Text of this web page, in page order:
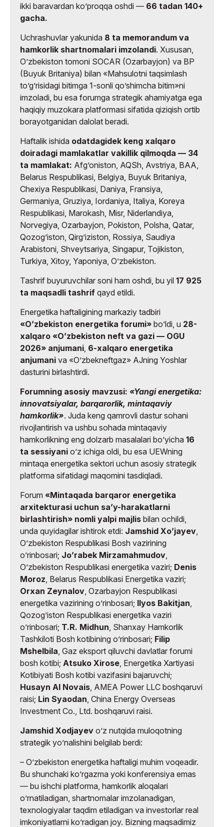
ikki baravardan koʼproqqa oshdi — 66 tadan 140+
gacha.
Uchrashuvlar yakunida 8 ta memorandum va
hamkorlik shartnomalari imzolandi. Xususan,
Oʼzbekiston tomoni SOCAR (Ozarbayjon) va BP
(Buyuk Britaniya) bilan «Mahsulotni taqsimlash
toʼgʼrisidagi bitimga 1-sonli qoʼshimcha bitim»ni
imzoladi, bu esa forumga strategik ahamiyatga ega
haqiqiy muzokara platformasi sifatida qiziqish ortib
borayotganidan dalolat beradi.
Haftalik ishida odatdagidek keng xalqaro
doiradagi mamlakatlar vakillik qilmoqda — 34
ta mamlakat: Afgʼoniston, AQSh, Avstriya, BAA,
Belarus Respublikasi, Belgiya, Buyuk Britaniya,
Chexiya Respublikasi, Daniya, Fransiya,
Germaniya, Gruziya, Iordaniya, Italiya, Koreya
Respublikasi, Marokash, Misr, Niderlandiya,
Norvegiya, Ozarbayjon, Pokiston, Polsha, Qatar,
Qozogʼiston, Qirgʼiziston, Rossiya, Saudiya
Arabistoni, Shveytsariya, Singapur, Tojikiston,
Turkiya, Xitoy, Yaponiya, Oʼzbekiston.
Tashrif buyuruvchilar soni ham oshdi, bu yil 17 925
ta maqsadli tashrif qayd etildi.
Energetika haftaligining markaziy tadbiri
«Oʼzbekiston energetika forumi» boʼldi, u 28-
xalqaro «Oʼzbekiston neft va gazi — OGU
2026» anjumani, 6-xalqaro energetika
anjumani va «Oʼzbekneftgaz» AJning Yoshlar
dasturini birlashtirdi.
Forumning asosiy mavzusi: «Yangi energetika:
innovatsiyalar, barqarorlik, mintaqaviy
hamkorlik». Juda keng qamrovli dastur sohani
rivojlantirish va ushbu sohada mintaqaviy
hamkorlikning eng dolzarb masalalari boʼyicha 16
ta sessiyani oʼz ichiga oldi, bu esa UEWning
mintaqa energetika sektori uchun asosiy strategik
platforma sifatidagi maqomini tasdiqladi.
Forum «Mintaqada barqaror energetika
arxitekturasi uchun saʼy-harakatlarni
birlashtirish» nomli yalpi majlis bilan ochildi,
unda quyidagilar ishtirok etdi: Jamshid Xoʼjayev,
Oʼzbekiston Respublikasi Bosh vazirining
oʼrinbosari; Joʼrabek Mirzamahmudov,
Oʼzbekiston Respublikasi energetika vaziri; Denis
Moroz, Belarus Respublikasi Energetika vaziri;
Orxan Zeynalov, Ozarbayjon Respublikasi
energetika vazirining oʼrinbosari; Ilyos Bakitjan,
Qozogʼiston Respublikasi energetika vaziri
oʼrinbosari; T.R. Midhun, Shanxay Hamkorlik
Tashkiloti Bosh kotibining oʼrinbosari; Filip
Mshelbila, Gaz eksport qiluvchi davlatlar forumi
bosh kotibi; Atsuko Xirose, Energetika Xartiyasi
Kotibiyati Bosh kotibi vazifasini bajaruvchi;
Husayn Al Novais, AMEA Power LLC boshqaruvi
raisi; Lin Syaodan, China Energy Overseas
Investment Co., Ltd. boshqaruvi raisi.
Jamshid Xodjayev oʼz nutqida muloqotning
strategik yoʼnalishini belgilab berdi:
– Oʼzbekiston energetika haftaligi muhim voqeadir.
Bu shunchaki koʼrgazma yoki konferensiya emas
— bu ishchi platforma, hamkorlik aloqalari
oʼrnatiladigan, shartnomalar imzolanadigan,
texnologiyalar taqdim etiladigan va investorlar real
imkoniyatlarni koʼradigan joy. Bizning maqsadimiz